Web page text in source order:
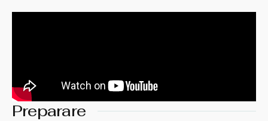
Preparare